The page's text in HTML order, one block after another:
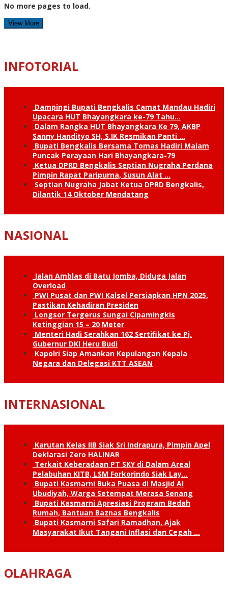
No more pages to load.
View More
INFOTORIAL
Dampingi Bupati Bengkalis Camat Mandau Hadiri
Upacara HUT Bhayangkara ke-79 Tahu…
Dalam Rangka HUT Bhayangkara Ke 79, AKBP
Sanny Handityo SH, S.IK Resmikan Panti …
Bupati Bengkalis Bersama Tomas Hadiri Malam
Puncak Perayaan Hari Bhayangkara-79
Ketua DPRD Bengkalis Septian Nugraha Perdana
Pimpin Rapat Paripurna, Susun Alat …
Septian Nugraha Jabat Ketua DPRD Bengkalis,
Dilantik 14 Oktober Mendatang
NASIONAL
Jalan Amblas di Batu Jomba, Diduga Jalan
Overload
PWI Pusat dan PWI Kalsel Persiapkan HPN 2025,
Pastikan Kehadiran Presiden
Longsor Tergerus Sungai Cipamingkis
Ketinggian 15 – 20 Meter
Menteri Hadi Serahkan 162 Sertifikat ke Pj.
Gubernur DKI Heru Budi
Kapolri Siap Amankan Kepulangan Kepala
Negara dan Delegasi KTT ASEAN
INTERNASIONAL
Karutan Kelas IIB Siak Sri Indrapura, Pimpin Apel
Deklarasi Zero HALINAR
Terkait Keberadaan PT SKY di Dalam Areal
Pelabuhan KITB, LSM Forkorindo Siak Lay…
Bupati Kasmarni Buka Puasa di Masjid Al
Ubudiyah, Warga Setempat Merasa Senang
Bupati Kasmarni Apresiasi Program Bedah
Rumah, Bantuan Baznas Bengkalis
Bupati Kasmarni Safari Ramadhan, Ajak
Masyarakat Ikut Tangani Inflasi dan Cegah …
OLAHRAGA